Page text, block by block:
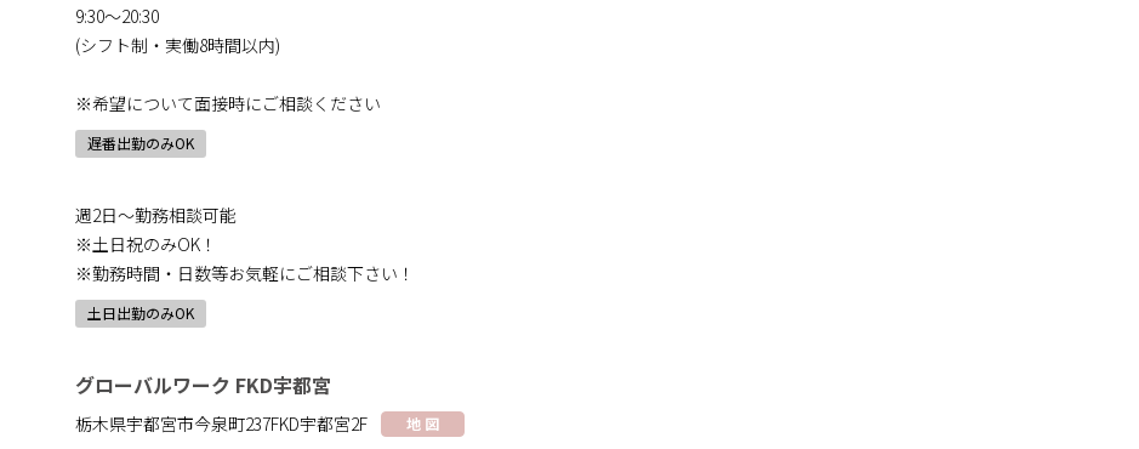
9:30～20:30
(シフト制・実働8時間以内)
※希望について面接時にご相談ください
遅番出勤のみOK
週2日～勤務相談可能
※土日祝のみOK！
※勤務時間・日数等お気軽にご相談下さい！
土日出勤のみOK
グローバルワーク FKD宇都宮
栃木県宇都宮市今泉町237FKD宇都宮2F 地 図